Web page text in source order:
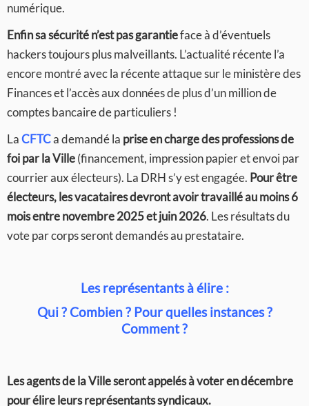
numérique.
Enfin sa sécurité n’est pas garantieface à d’éventuels
hackers toujours plus malveillants. L’actualité récente l’a
encore montré avec la récente attaque sur le ministère des
Finances et l’accès aux données de plus d’un million de
comptes bancaire de particuliers !
LaCFTCa demandé la prise en charge des professions de
foi par la Ville(financement, impression papier et envoi par
courrier aux électeurs). La DRH s’y est engagée. Pour être
électeurs, les vacataires devront avoir travaillé au moins 6
mois entre novembre 2025 et juin 2026. Les résultats du
vote par corps seront demandés au prestataire.
Les représentants à élire :
Qui ? Combien ? Pour quelles instances ?
Comment ?
Les agents de la Ville seront appelés à voter en décembre
pour élire leurs représentants syndicaux.